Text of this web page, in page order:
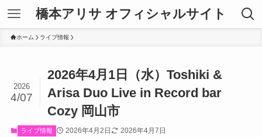
橋本アリサ オフィシャルサイト
ホーム ライブ情報
2026年4月1日（水）Toshiki &
Arisa Duo Live in Record bar
Cozy 岡山市
2026
4/07
ライブ情報 2026年4月2日 2026年4月7日